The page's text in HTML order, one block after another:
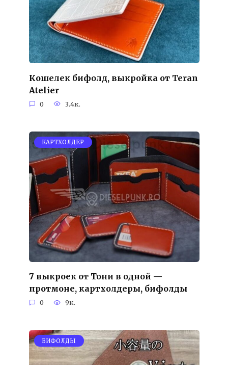
Кошелек бифолд, выкройка от Teran
Atelier
0 3.4к.
КАРТХОЛДЕР
7 выкроек от Тони в одной —
протмоне, картхолдеры, бифолды
0 9к.
БИФОЛДЫ